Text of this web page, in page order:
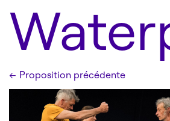
← Proposition précédente